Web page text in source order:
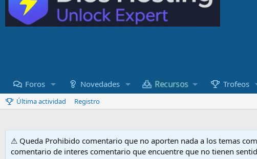
Foros Novedades Recursos Trofeos
Última actividad Registro
⚠ Queda Prohibido comentario que no aporten nada a los temas
comentario de interes comentario que encuentre que no tienen